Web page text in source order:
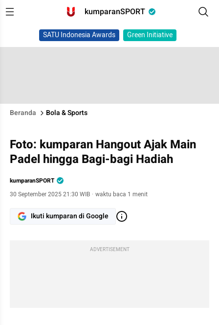
kumparanSPORT
SATU Indonesia Awards Green Initiative
Beranda Bola & Sports
Foto: kumparan Hangout Ajak Main
Padel hingga Bagi-bagi Hadiah
kumparanSPORT
30 September 2025 21:30 WIB · waktu baca 1 menit
Ikuti kumparan di Google
ADVERTISEMENT